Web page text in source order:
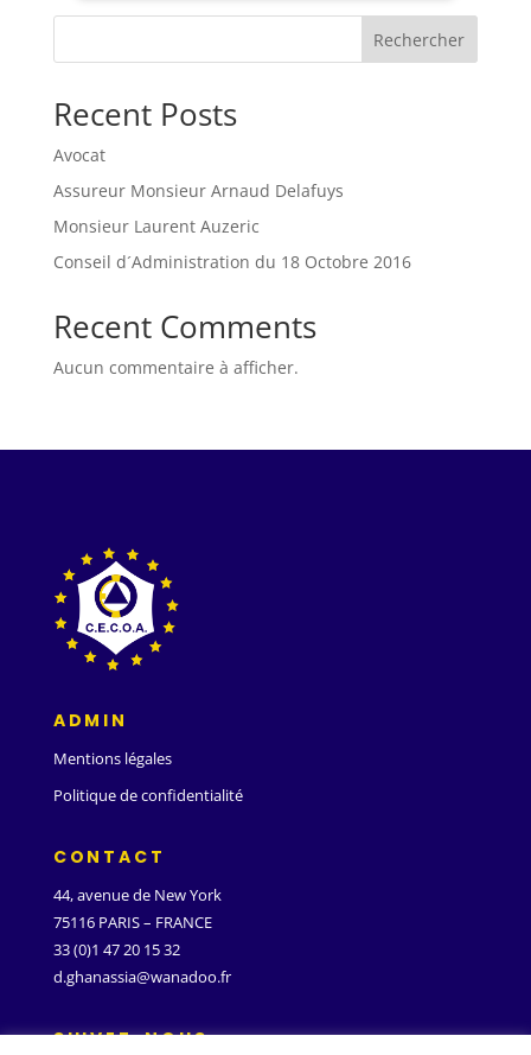
Rechercher
Recent Posts
Avocat
Assureur Monsieur Arnaud Delafuys
Monsieur Laurent Auzeric
Conseil d´Administration du 18 Octobre 2016
Recent Comments
Aucun commentaire à afficher.
ADMIN
Mentions légales
Politique de confidentialité
CONTACT
44, avenue de New York
75116 PARIS – FRANCE
33 (0)1 47 20 15 32
d.ghanassia@wanadoo.fr
SUIVEZ-NOUS